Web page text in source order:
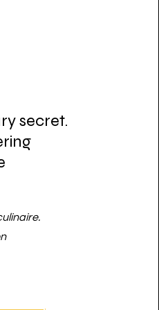
secret.